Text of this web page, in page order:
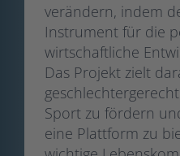
verändern, indem
Instrument für die
wirtschaftliche
Das Projekt zielt
Sport zu fördern
eine Plattform zu